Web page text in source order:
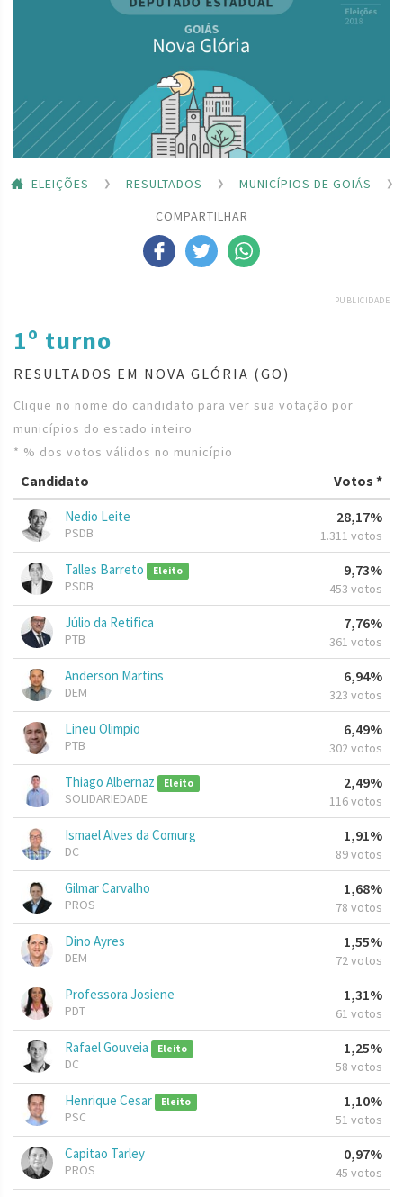
ELEIÇÕES RESULTADOS
MUNICÍPIOS DE GOIÁS
COMPARTILHAR
PUBLICIDADE
1º turno
RESULTADOS EM NOVA GLÓRIA (GO)
Clique no nome do candidato para ver sua votação por
municípios do estado inteiro
* % dos votos válidos no município
Candidato Votos *
Nedio Leite
PSDB
28,17%
1.311 votos
Talles Barreto Eleito
PSDB
9,73%
453 votos
Júlio da Retifica
PTB
7,76%
361 votos
Anderson Martins
DEM
6,94%
323 votos
Lineu Olimpio
PTB
6,49%
302 votos
Thiago Albernaz Eleito
SOLIDARIEDADE
2,49%
116 votos
Ismael Alves da Comurg
DC
1,91%
89 votos
Gilmar Carvalho
PROS
1,68%
78 votos
Dino Ayres
DEM
1,55%
72 votos
Professora Josiene
PDT
1,31%
61 votos
Rafael Gouveia Eleito
DC
1,25%
58 votos
Henrique Cesar Eleito
PSC
1,10%
51 votos
Capitao Tarley
PROS
0,97%
45 votos